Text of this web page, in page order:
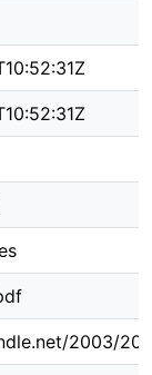
2003/